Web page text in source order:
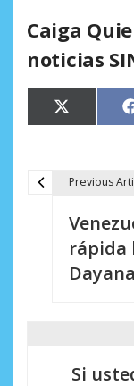
Caiga
noticias
Compartir
en
X
(Twitter)
Previous
rápida
Si